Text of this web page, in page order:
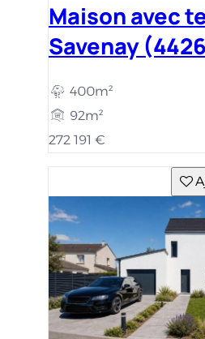
Maison avec
Savenay
400m²
92m²
272 191 €